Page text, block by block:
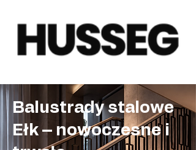
Balustrady stalowe
Ełk – nowoczesne i